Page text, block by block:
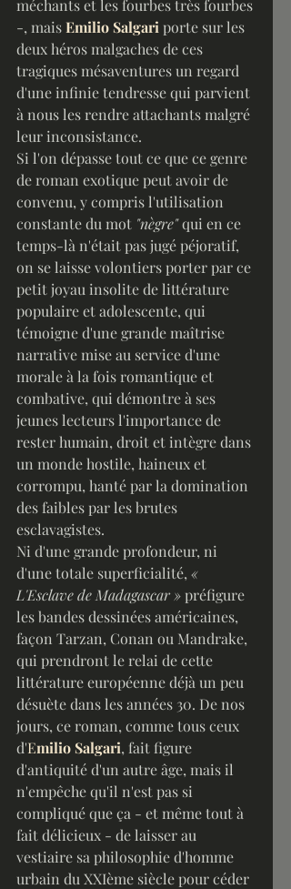
méchants et les fourbes très fourbes
-, mais Emilio Salgari porte sur les
deux héros malgaches de ces
tragiques mésaventures un regard
d'une infinie tendresse qui parvient
à nous les rendre attachants malgré
leur inconsistance.
Si l'on dépasse tout ce que ce genre
de roman exotique peut avoir de
convenu, y compris l'utilisation
constante du mot "nègre" qui en ce
temps-là n'était pas jugé péjoratif,
on se laisse volontiers porter par ce
petit joyau insolite de littérature
populaire et adolescente, qui
témoigne d'une grande maîtrise
narrative mise au service d'une
morale à la fois romantique et
combative, qui démontre à ses
jeunes lecteurs l'importance de
rester humain, droit et intègre dans
un monde hostile, haineux et
corrompu, hanté par la domination
des faibles par les brutes
esclavagistes.
Ni d'une grande profondeur, ni
d'une totale superficialité, «
L'Esclave de Madagascar » préfigure
les bandes dessinées américaines,
façon Tarzan, Conan ou Mandrake,
qui prendront le relai de cette
littérature européenne déjà un peu
désuète dans les années 30. De nos
jours, ce roman, comme tous ceux
d'Emilio Salgari, fait figure
d'antiquité d'un autre âge, mais il
n'empêche qu'il n'est pas si
compliqué que ça - et même tout à
fait délicieux - de laisser au
vestiaire sa philosophie d'homme
urbain du XXIème siècle pour céder